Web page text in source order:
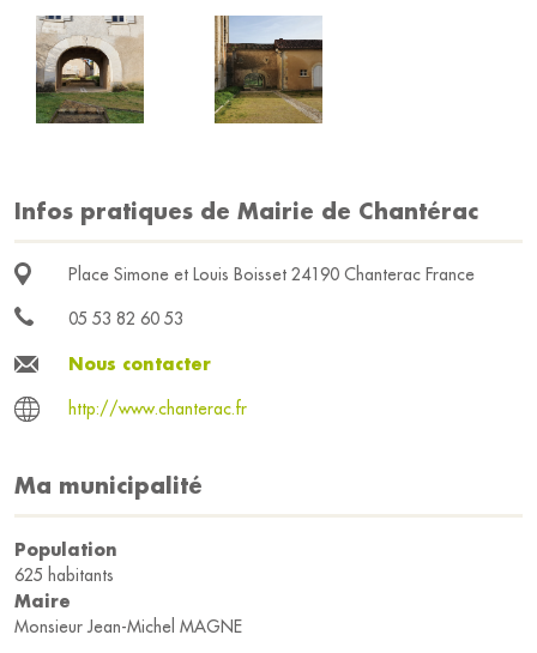
Infos pratiques de Mairie de Chantérac
Place Simone et Louis Boisset 24190 Chanterac France
05 53 82 60 53
Nous contacter
http://www.chanterac.fr
Ma municipalité
Population
625 habitants
Maire
Monsieur Jean-Michel MAGNE